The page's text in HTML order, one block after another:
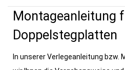
Montageanleitung
Doppelstegplatten
In unserer Verlegeanleitung